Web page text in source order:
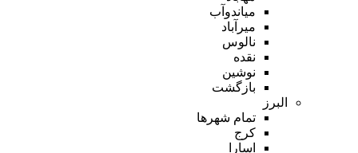
میاندوآب
میرآباد
نالوس
نقده
نوشین
بازگشت
البرز
تمام شهر‌ها
کرج
اسارا